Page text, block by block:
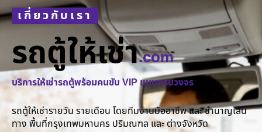
เกี่ยวกับเรา
รถตู้ให้เช่า.com
บริการให้เช่ารถตู้พร้อมคนขับ VIP แบบครบวงจร
รถตู้ให้เช่ารายวัน รายเดือน โดยทีมงานมืออาชีพ และ ชำนาญเส้น
ทาง พื้นที่กรุงเทพมหานคร ปริมณฑล และ ต่างจังหวัด